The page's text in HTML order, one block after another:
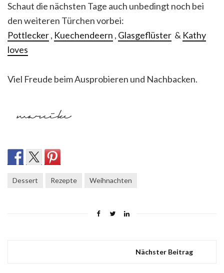
Schaut die nächsten Tage auch unbedingt noch bei
den weiteren Türchen vorbei:
Pottlecker, Kuechendeern , Glasgeflüster & Kathy
loves
Viel Freude beim Ausprobieren und Nachbacken.
Dessert Rezepte Weihnachten
Nächster Beitrag